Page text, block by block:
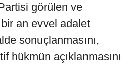
görülen ve
an evvel adalet
sonuçlanmasını,
hükmün açıklanmasını